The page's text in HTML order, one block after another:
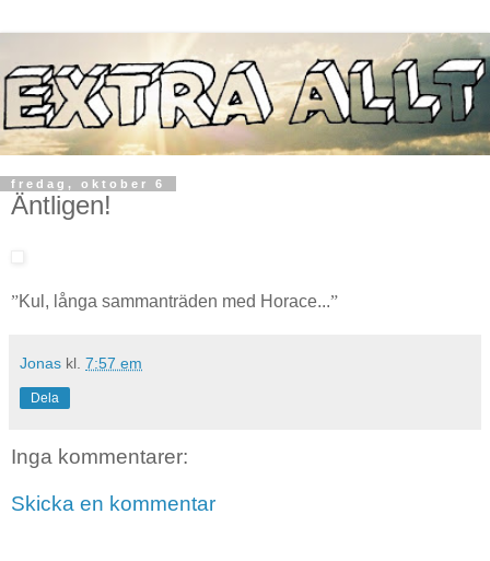
fredag, oktober 6
Äntligen!
”Kul, långa sammanträden med Horace...”
Jonas kl. 7:57 em
Dela
Inga kommentarer:
Skicka en kommentar